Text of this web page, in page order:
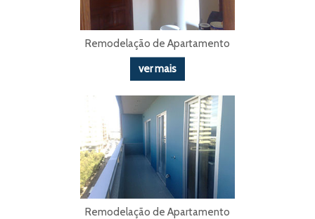
Remodelação de Apartamento
ver mais
Remodelação de Apartamento